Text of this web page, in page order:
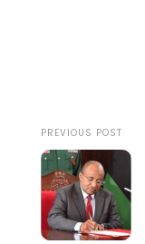
PREVIOUS POST